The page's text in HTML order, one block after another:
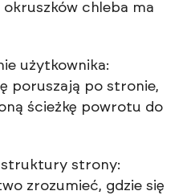
chleba ma
użytkownika:
poruszają po stronie,
ścieżkę powrotu do
struktury strony:
zrozumieć, gdzie się